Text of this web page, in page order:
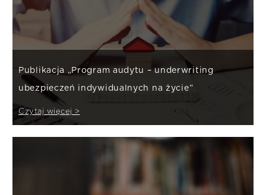
Publikacja „Program audytu – underwriting
ubezpieczeń indywidualnych na życie”
Czytaj więcej >